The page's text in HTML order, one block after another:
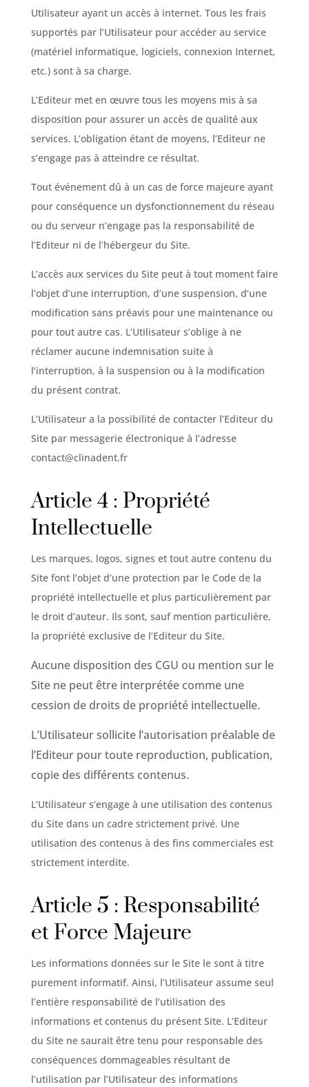
Utilisateur ayant un accès à internet. Tous les frais
supportés par l’Utilisateur pour accéder au service
(matériel informatique, logiciels, connexion Internet,
etc.) sont à sa charge.
L’Editeur met en œuvre tous les moyens mis à sa
disposition pour assurer un accès de qualité aux
services. L’obligation étant de moyens, l’Editeur ne
s’engage pas à atteindre ce résultat.
Tout événement dû à un cas de force majeure ayant
pour conséquence un dysfonctionnement du réseau
ou du serveur n’engage pas la responsabilité de
l’Editeur ni de l’hébergeur du Site.
L’accès aux services du Site peut à tout moment faire
l’objet d’une interruption, d’une suspension, d’une
modification sans préavis pour une maintenance ou
pour tout autre cas. L’Utilisateur s’oblige à ne
réclamer aucune indemnisation suite à
l’interruption, à la suspension ou à la modification
du présent contrat.
L’Utilisateur a la possibilité de contacter l’Editeur du
Site par messagerie électronique à l’adresse
contact@clinadent.fr
Article 4 : Propriété
Intellectuelle
Les marques, logos, signes et tout autre contenu du
Site font l’objet d’une protection par le Code de la
propriété intellectuelle et plus particulièrement par
le droit d’auteur. Ils sont, sauf mention particulière,
la propriété exclusive de l’Editeur du Site.
Aucune disposition des CGU ou mention sur le
Site ne peut être interprétée comme une
cession de droits de propriété intellectuelle.
L’Utilisateur sollicite l’autorisation préalable de
l’Editeur pour toute reproduction, publication,
copie des différents contenus.
L’Utilisateur s’engage à une utilisation des contenus
du Site dans un cadre strictement privé. Une
utilisation des contenus à des fins commerciales est
strictement interdite.
Article 5 : Responsabilité
et Force Majeure
Les informations données sur le Site le sont à titre
purement informatif. Ainsi, l’Utilisateur assume seul
l’entière responsabilité de l’utilisation des
informations et contenus du présent Site. L’Editeur
du Site ne saurait être tenu pour responsable des
conséquences dommageables résultant de
l’utilisation par l’Utilisateur des informations